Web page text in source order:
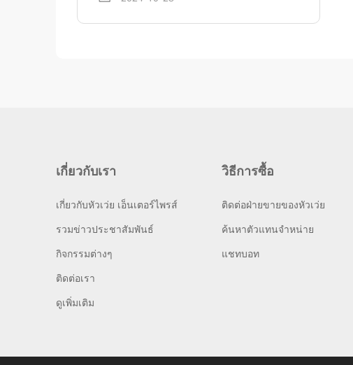
เกี่ยวกับเรา
เกี่ยวกับหัวเว่ย เอ็นเตอร์ไพรส์
รวมข่าวประชาสัมพันธ์
กิจกรรมต่างๆ
ติดต่อเรา
ดูเพิ่มเติม
วิธีการซื้อ
ติดต่อฝ่ายขายของหัวเว่ย
ค้นหาตัวแทนจำหน่าย
แชทบอท